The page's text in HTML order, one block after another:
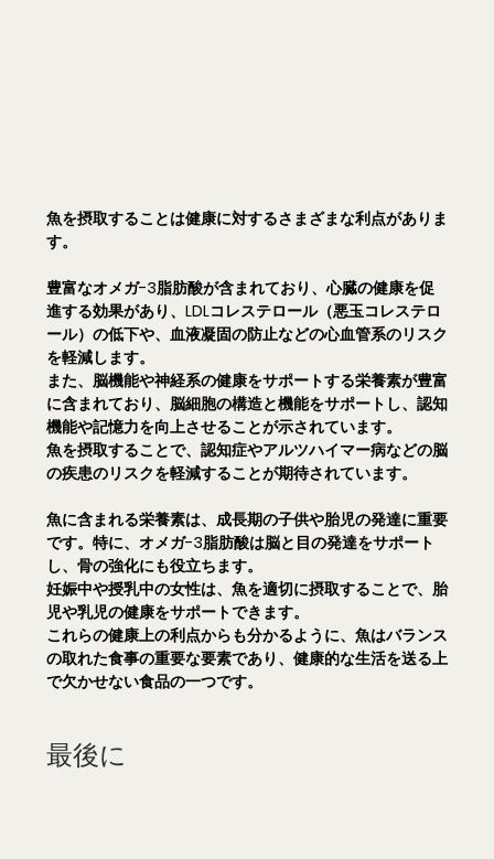
魚を摂取することは健康に対するさまざまな利点がありま
す。
豊富なオメガ-3脂肪酸が含まれており、心臓の健康を促
進する効果があり、LDLコレステロール（悪玉コレステロ
ール）の低下や、血液凝固の防止などの心血管系のリスク
を軽減します。
また、脳機能や神経系の健康をサポートする栄養素が豊富
に含まれており、脳細胞の構造と機能をサポートし、認知
機能や記憶力を向上させることが示されています。
魚を摂取することで、認知症やアルツハイマー病などの脳
の疾患のリスクを軽減することが期待されています。
魚に含まれる栄養素は、成長期の子供や胎児の発達に重要
です。特に、オメガ-3脂肪酸は脳と目の発達をサポート
し、骨の強化にも役立ちます。
妊娠中や授乳中の女性は、魚を適切に摂取することで、胎
児や乳児の健康をサポートできます。
これらの健康上の利点からも分かるように、魚はバランス
の取れた食事の重要な要素であり、健康的な生活を送る上
で欠かせない食品の一つです。
最後に